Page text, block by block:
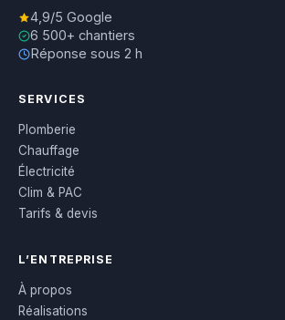
4,9/5 Google
6 500+ chantiers
Réponse sous 2 h
SERVICES
Plomberie
Chauffage
Électricité
Clim & PAC
Tarifs & devis
L’ENTREPRISE
À propos
Réalisations